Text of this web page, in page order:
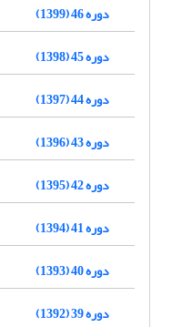
دوره 46 (1399)
دوره 45 (1398)
دوره 44 (1397)
دوره 43 (1396)
دوره 42 (1395)
دوره 41 (1394)
دوره 40 (1393)
دوره 39 (1392)